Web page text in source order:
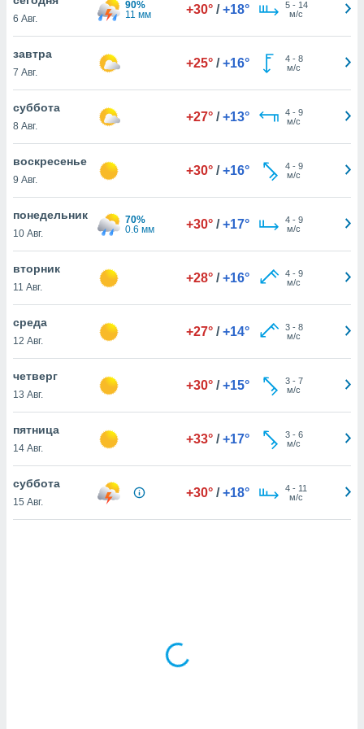
действия
на веб-
основе.
нашей
cookie
в
ВЫ
равно
нашим
6 Авг.
90%
11 мм
+30° / +18° 5- 14
м/с
завтра
7 Авг.
+25° / +16° 4- 8
м/с
суббота
8 Авг.
+27° / +13° 4- 9
м/с
воскресенье
9 Авг.
+30° / +16° 4- 9
м/с
понедельник
10 Авг.
70%
0.6 мм
+30° / +17° 4- 9
м/с
вторник
11 Авг.
+28° / +16° 4- 9
м/с
среда
12 Авг.
+27° / +14° 3- 8
м/с
четверг
13 Авг.
+30° / +15° 3- 7
м/с
пятница
14 Авг.
+33° / +17° 3- 6
м/с
суббота
15 Авг.
+30° / +18° 4- 11
м/с